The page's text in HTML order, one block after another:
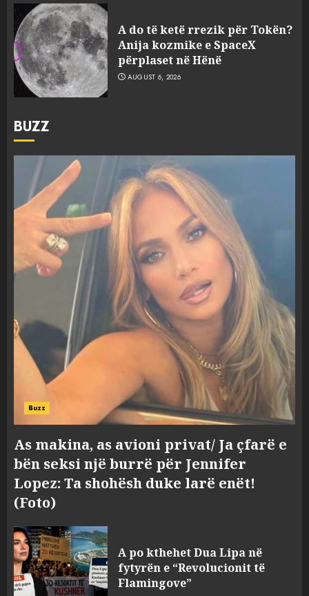
A do të ketë rrezik për Tokën?
Anija kozmike e SpaceX
përplaset në Hënë
AUGUST 6, 2026
BUZZ
Buzz
As makina, as avioni privat/ Ja çfarë e
bën seksi një burrë për Jennifer
Lopez: Ta shohësh duke larë enët!
(Foto)
A po kthehet Dua Lipa në
fytyrën e “Revolucionit të
Flamingove”